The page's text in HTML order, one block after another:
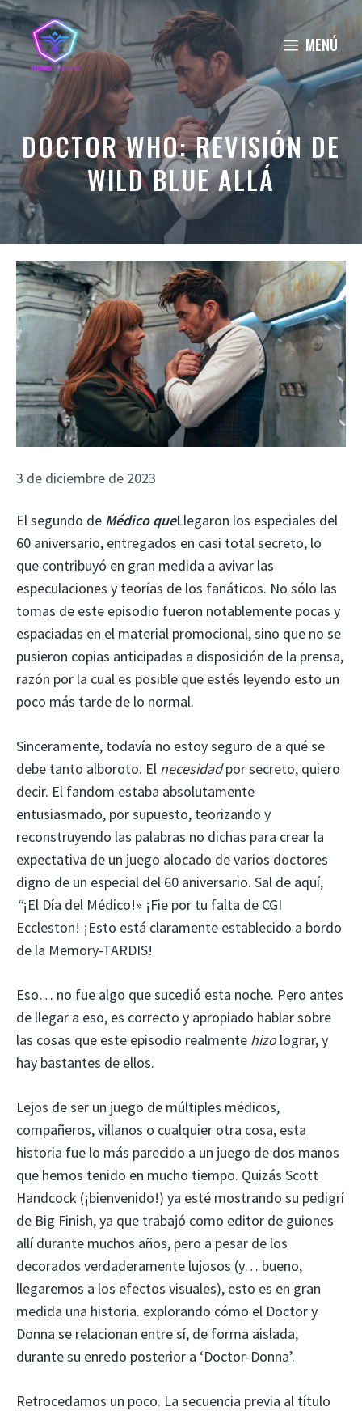
Saltar
al
contenido
MENÚ
DOCTOR WHO: REVISIÓN DE
WILD BLUE ALLÁ
3 de diciembre de 2023
El segundo de Médico queLlegaron los especiales del
60 aniversario, entregados en casi total secreto, lo
que contribuyó en gran medida a avivar las
especulaciones y teorías de los fanáticos. No sólo las
tomas de este episodio fueron notablemente pocas y
espaciadas en el material promocional, sino que no se
pusieron copias anticipadas a disposición de la prensa,
razón por la cual es posible que estés leyendo esto un
poco más tarde de lo normal.
Sinceramente, todavía no estoy seguro de a qué se
debe tanto alboroto. El necesidadpor secreto, quiero
decir. El fandom estaba absolutamente
entusiasmado, por supuesto, teorizando y
reconstruyendo las palabras no dichas para crear la
expectativa de un juego alocado de varios doctores
digno de un especial del 60 aniversario. Sal de aquí,
“¡El Día del Médico!» ¡Fie por tu falta de CGI
Eccleston! ¡Esto está claramente establecido a bordo
de la Memory-TARDIS!
Eso… no fue algo que sucedió esta noche. Pero antes
de llegar a eso, es correcto y apropiado hablar sobre
las cosas que este episodio realmente hizolograr, y
hay bastantes de ellos.
Lejos de ser un juego de múltiples médicos,
compañeros, villanos o cualquier otra cosa, esta
historia fue lo más parecido a un juego de dos manos
que hemos tenido en mucho tiempo. Quizás Scott
Handcock (¡bienvenido!) ya esté mostrando su pedigrí
de Big Finish, ya que trabajó como editor de guiones
allí durante muchos años, pero a pesar de los
decorados verdaderamente lujosos (y… bueno,
llegaremos a los efectos visuales), esto es en gran
medida una historia. explorando cómo el Doctor y
Donna se relacionan entre sí, de forma aislada,
durante su enredo posterior a ‘Doctor-Donna’.
Retrocedamos un poco. La secuencia previa al título